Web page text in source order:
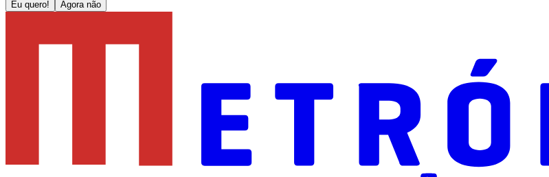
Eu quero! Agora não